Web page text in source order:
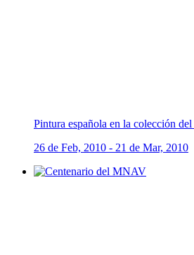
Pintura española en la colección
26 de Feb, 2010 - 21 de Mar, 2010